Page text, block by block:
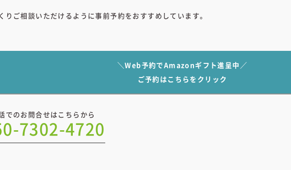
りご相談いただけるように事前予約をおすすめしています。
＼Web予約でAmazonギフト進呈中／
ご予約はこちらをクリック
でのお問合せはこちらから
7302-4720